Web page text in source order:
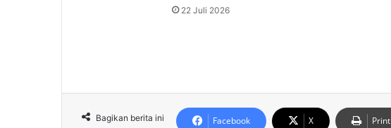
22 Juli 2026
Bagikan berita ini Facebook X Print